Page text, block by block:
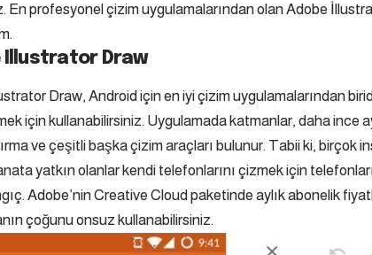
En profesyonel çizim uygulamalarından olan Adobe
Illustrator Draw
Draw, Android için en iyi çizim uygulamalarından
için kullanabilirsiniz. Uygulamada katmanlar, daha ince
ve çeşitli başka çizim araçları bulunur. Tabii ki, birçok
yatkın olanlar kendi telefonlarını çizmek için
Adobe’nin Creative Cloud paketinde aylık abonelik
çoğunu onsuz kullanabilirsiniz.